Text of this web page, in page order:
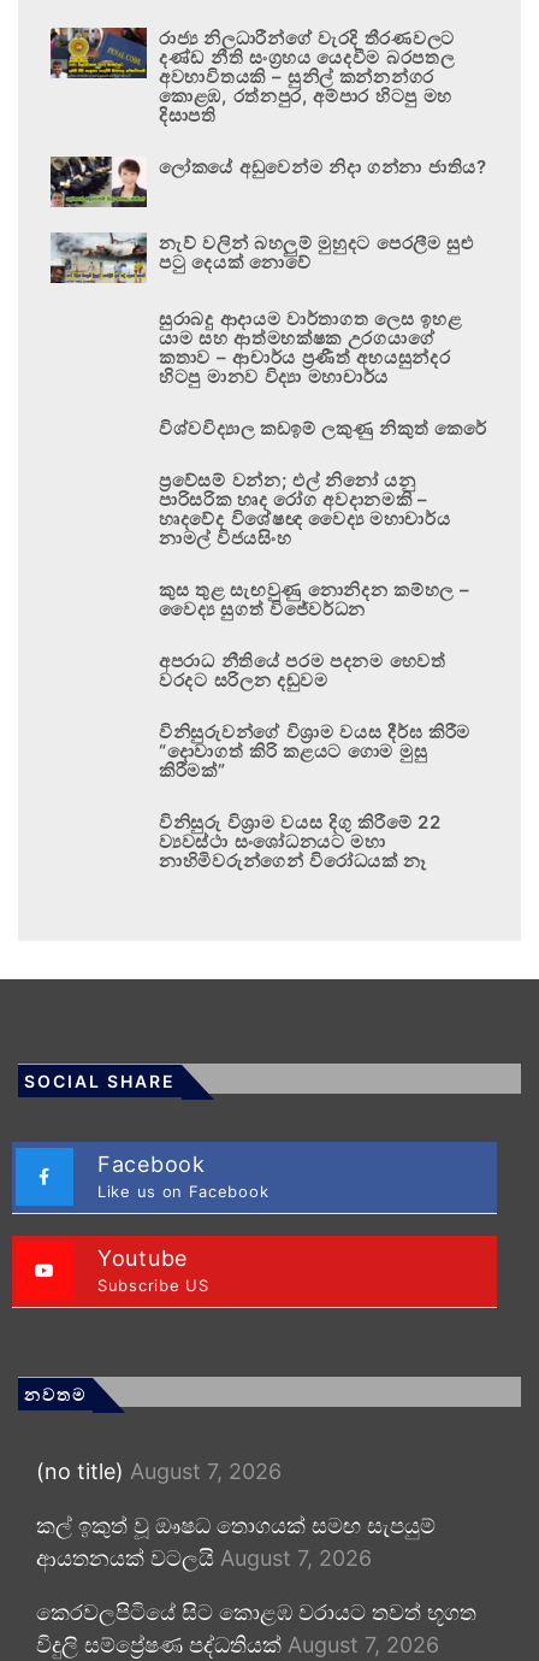
රාජ්‍ය නිලධාරීන්ගේ වැරදි තීරණවලට
දණ්ඩ නීති සංග්‍රහය යෙදවීම බරපතල
අවභාවිතයකි – සුනිල් කන්නන්ගර
කොළඹ, රත්නපුර, අම්පාර හිටපු මහ
දිසාපති
ලෝකයේ අඩුවෙන්ම නිදා ගන්නා ජාතිය?
නැව් වලින් බහලුම් මුහුදට පෙරලීම සුළු
පටු දෙයක් නොවේ
සුරාබදු ආදායම වාර්තාගත ලෙස ඉහළ
යාම සහ ආත්මභක්ෂක උරගයාගේ
කතාව – ආචාර්ය ප්‍රණීත් අභයසුන්දර
හිටපු මානව විද්‍යා මහාචාර්ය
විශ්වවිද්‍යාල කඩඉම් ලකුණු නිකුත් කෙරේ
ප්‍රවේසම් වන්න; එල් නිනෝ යනු
පාරිසරික හෘද රෝග අවදානමකි –
හෘදවේද විශේෂඥ වෛද්‍ය මහාචාර්ය
නාමල් විජයසිංහ
කුස තුළ සැඟවුණු නොනිදන කම්හල –
වෛද්‍ය සුගත් විජේවර්ධන
අපරාධ නීතියේ පරම පදනම හෙවත්
වරදට සරිලන දඬුවම
විනිසුරුවන්ගේ විශ්‍රාම වයස දීර්ඝ කිරීම
“දොවාගත් කිරි කළයට ගොම මුසු
කිරීමක්”
විනිසුරු විශ්‍රාම වයස දිගු කිරීමේ 22
ව්‍යවස්ථා සංශෝධනයට මහා
නාහිමිවරුන්ගෙන් විරෝධයක් නෑ
SOCIAL SHARE
Facebook
Like us on Facebook
Youtube
Subscribe US
නවතම
(no title) August 7, 2026
කල් ඉකුත් වූ ඖෂධ තොගයක් සමඟ සැපයුම්
ආයතනයක් වටලයි August 7, 2026
කෙරවලපිටියේ සිට කොළඹ වරායට තවත් භූගත
විදුලි සම්ප්‍රේෂණ පද්ධතියක් August 7, 2026